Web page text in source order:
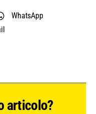
WhatsApp
articolo?